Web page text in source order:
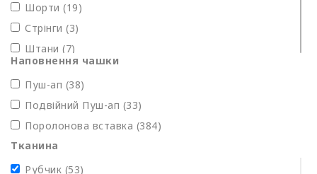
Шорти (19)
Стрінги (3)
Штани (7)
Бікіні (1)
Бікіні на завʼязках (4)
Бразиліана (34)
Бразиліана, завищена посадка (13)
Наповнення чашки
Пуш-ап (38)
Подвійний Пуш-ап (33)
Поролонова вставка (384)
Тканина
Рубчик (53)